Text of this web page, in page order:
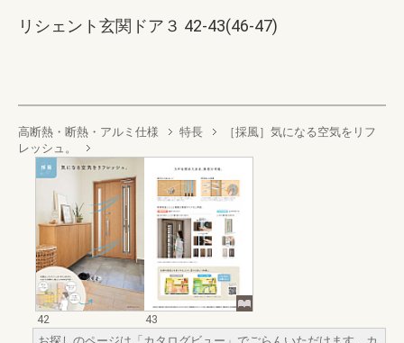
リシェント玄関ドア３ 42-43(46-47)
高断熱・断熱・アルミ仕様 特長
［採風］気になる空気をリフ
レッシュ。
42
43